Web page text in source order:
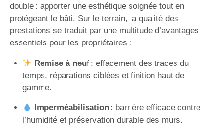
double : apporter une esthétique soignée tout en
protégeant le bâti. Sur le terrain, la qualité des
prestations se traduit par une multitude d’avantages
essentiels pour les propriétaires :
Remise à neuf: effacement des traces du
temps, réparations ciblées et finition haut de
gamme.
Imperméabilisation: barrière efficace contre
l’humidité et préservation durable des murs.